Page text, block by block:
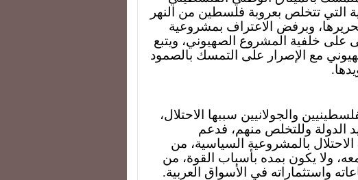
التي تتخلص بعروبة فلسطين من النهر
وبرفض الاعتراف بمشروعية
على خلفية المشروع الصهيوني، ويتبع
مع الإصرار على التمسك بالصمود
والجولانيين سببها الاحتلال،
الدولة وللتخلص منهم، فدعم
الاحتلال بالمشروعية السياسية، من
ولا يكون بمده بأسباب القوة، من
واستثماراته في الأسواق العربية.